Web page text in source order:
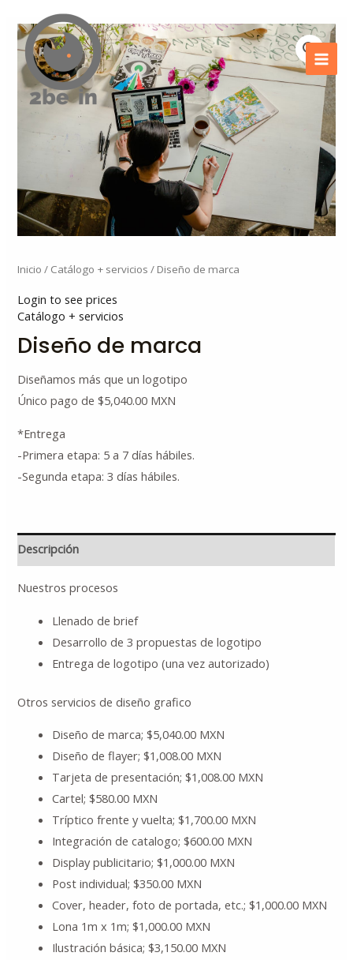
contenido
Inicio / Catálogo + servicios / Diseño de marca
Login to see prices
Catálogo + servicios
Diseño de marca
Diseñamos más que un logotipo
Único pago de $5,040.00 MXN
*Entrega
-Primera etapa: 5 a 7 días hábiles.
-Segunda etapa: 3 días hábiles.
Descripción
Nuestros procesos
Llenado de brief
Desarrollo de 3 propuestas de logotipo
Entrega de logotipo (una vez autorizado)
Otros servicios de diseño grafico
Diseño de marca; $5,040.00 MXN
Diseño de flayer; $1,008.00 MXN
Tarjeta de presentación; $1,008.00 MXN
Cartel; $580.00 MXN
Tríptico frente y vuelta; $1,700.00 MXN
Integración de catalogo; $600.00 MXN
Display publicitario; $1,000.00 MXN
Post individual; $350.00 MXN
Cover, header, foto de portada, etc.; $1,000.00 MXN
Lona 1m x 1m; $1,000.00 MXN
Ilustración básica; $3,150.00 MXN